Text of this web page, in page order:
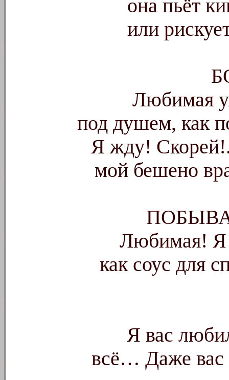
она пьёт
или
Любимая
под душем, как
Я жду!
мой бешено
Любимая! Я
как соус для
Я вас
всё… Даже вас